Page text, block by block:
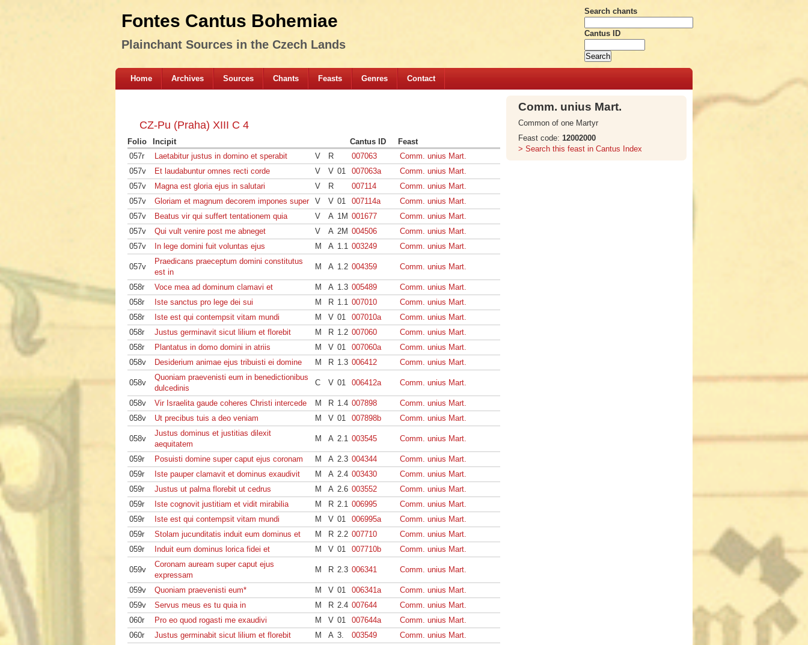
Fontes Cantus Bohemiae
Plainchant Sources in the Czech Lands
Search chants
Cantus ID
Home Archives Sources Chants Feasts Genres Contact
CZ-Pu (Praha) XIII C 4
Folio Incipit Cantus ID
Feast
057r
Laetabitur justus in domino et sperabit V R 007063
Comm. unius Mart.
057v
Et laudabuntur omnes recti corde V V 01 007063a
Comm. unius Mart.
057v
Magna est gloria ejus in salutari V R 007114
Comm. unius Mart.
057v
Gloriam et magnum decorem impones super V V 01 007114a
Comm. unius Mart.
057v
Beatus vir qui suffert tentationem quia V A 1M 001677
Comm. unius Mart.
057v
Qui vult venire post me abneget V A 2M 004506
Comm. unius Mart.
057v
In lege domini fuit voluntas ejus M A 1.1 003249 Comm. unius Mart.
057v
Praedicans praeceptum domini constitutus
est in
M A 1.2 004359 Comm. unius Mart.
058r Voce mea ad dominum clamavi et M A 1.3 005489
Comm. unius Mart.
058r
Iste sanctus pro lege dei sui M R 1.1 007010
Comm. unius Mart.
058r
Iste est qui contempsit vitam mundi M V 01 007010a
Comm. unius Mart.
058r
Justus germinavit sicut lilium et florebit M R 1.2 007060
Comm. unius Mart.
058r
Plantatus in domo domini in atriis M V 01 007060a
Comm. unius Mart.
058v
Desiderium animae ejus tribuisti ei domine M R 1.3 006412 Comm. unius Mart.
058v
Quoniam praevenisti eum in benedictionibus
dulcedinis
C V 01 006412a Comm. unius Mart.
058v Vir Israelita gaude coheres Christi intercede M R 1.4 007898
Comm. unius Mart.
058v
Ut precibus tuis a deo veniam M V 01 007898b Comm. unius Mart.
058v
Justus dominus et justitias dilexit
aequitatem
M A 2.1 003545 Comm. unius Mart.
059r Posuisti domine super caput ejus coronam M A 2.3 004344
Comm. unius Mart.
059r
Iste pauper clamavit et dominus exaudivit M A 2.4 003430
Comm. unius Mart.
059r
Justus ut palma florebit ut cedrus M A 2.6 003552
Comm. unius Mart.
059r
Iste cognovit justitiam et vidit mirabilia M R 2.1 006995
Comm. unius Mart.
059r
Iste est qui contempsit vitam mundi M V 01 006995a
Comm. unius Mart.
059r
Stolam jucunditatis induit eum dominus et M R 2.2 007710
Comm. unius Mart.
059r
Induit eum dominus lorica fidei et M V 01 007710b Comm. unius Mart.
059v
Coronam auream super caput ejus
expressam
M R 2.3 006341 Comm. unius Mart.
059v Quoniam praevenisti eum* M V 01 006341a
Comm. unius Mart.
059v
Servus meus es tu quia in M R 2.4 007644
Comm. unius Mart.
060r
Pro eo quod rogasti me exaudivi M V 01 007644a
Comm. unius Mart.
060r
Justus germinabit sicut lilium et florebit M A 3. 003549
Comm. unius Mart.
Comm. unius Mart.
Common of one Martyr
Feast code: 12002000
> Search this feast in Cantus Index